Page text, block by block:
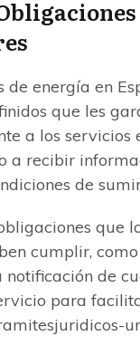
de energía en
que les
a los servicios
a recibir
de
que
cumplir,
notificación de
para